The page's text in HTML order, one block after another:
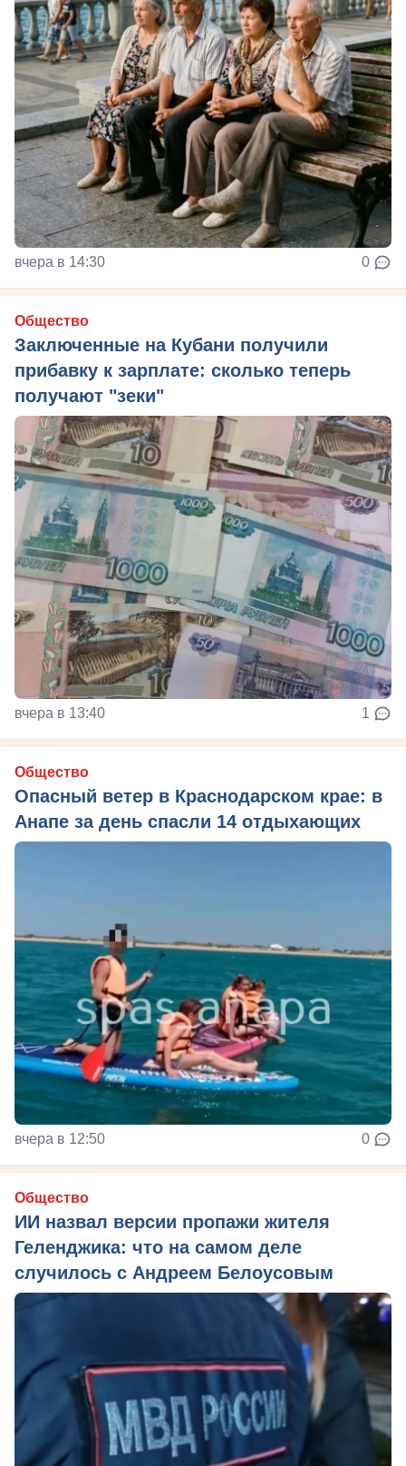
вчера в 14:30 0
Общество
Заключенные на Кубани получили
прибавку к зарплате: сколько теперь
получают "зеки"
вчера в 13:40 1
Общество
Опасный ветер в Краснодарском крае: в
Анапе за день спасли 14 отдыхающих
вчера в 12:50 0
Общество
ИИ назвал версии пропажи жителя
Геленджика: что на самом деле
случилось с Андреем Белоусовым